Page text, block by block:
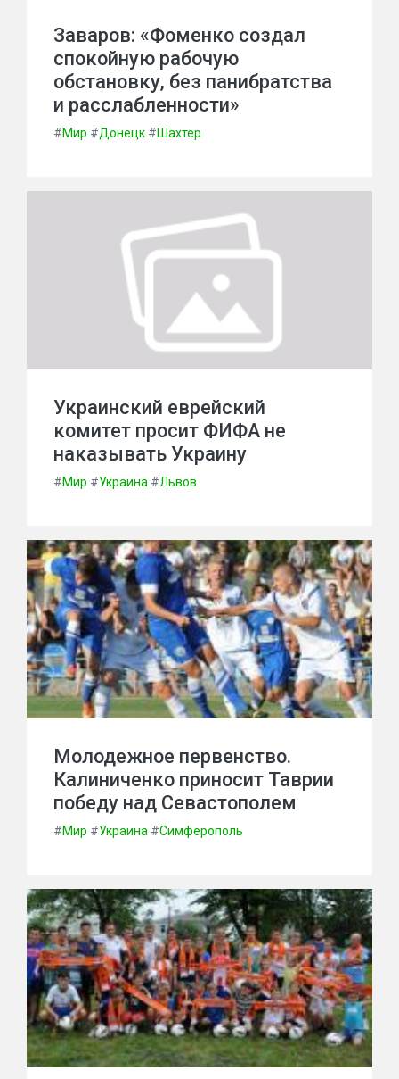
Заваров: «Фоменко создал
спокойную рабочую
обстановку, без панибратства
и расслабленности»
#Мир #Донецк #Шахтер
Украинский еврейский
комитет просит ФИФА не
наказывать Украину
#Мир #Украина #Львов
Молодежное первенство.
Калиниченко приносит Таврии
победу над Севастополем
#Мир #Украина #Симферополь